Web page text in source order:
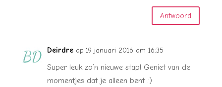
Antwoord
Deirdre op 19 januari 2016 om 16:35
Super leuk zo’n nieuwe stap! Geniet van de
momentjes dat je alleen bent :)